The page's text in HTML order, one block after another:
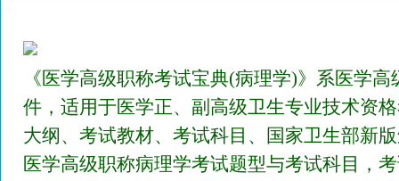
《医学高级职称考试宝典(病理学)》系医学
件，适用于医学正、副高级卫生专业技术资
大纲、考试教材、考试科目、国家卫生部新
医学高级职称病理学考试题型与考试科目，